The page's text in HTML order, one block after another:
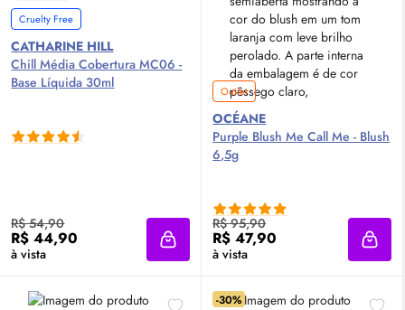
Cruelty Free
CATHARINE HILL
Chill Média Cobertura MC06 -
Base Líquida 30ml
R$ 54,90
R$ 44,90
à vista Adicionar à sacola
Outlet
OCÉANE
Purple Blush Me Call Me - Blush
6,5g
R$ 95,90
R$ 47,90
à vista
-30%